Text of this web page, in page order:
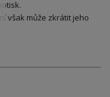
však může zkrátit jeho